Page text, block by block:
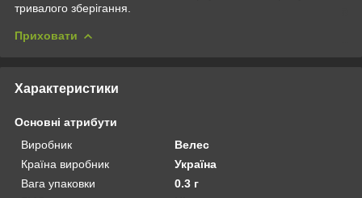
тривалого зберігання.
Приховати
Характеристики
Основні атрибути
Виробник
Велес
Країна виробник
Україна
Вага упаковки
0.3 г